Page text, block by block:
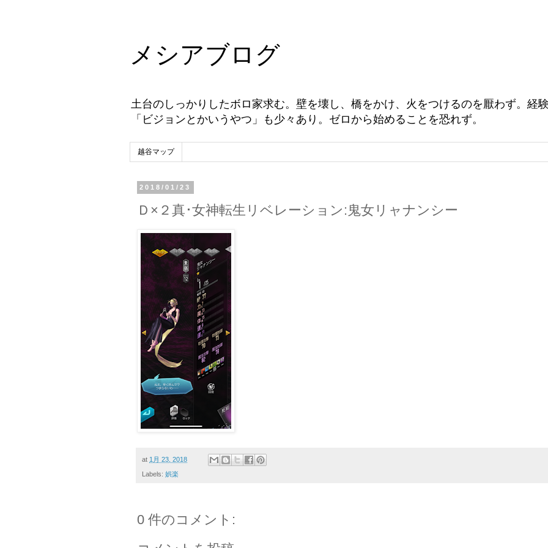
メシアブログ
土台のしっかりしたボロ家求む。壁を壊し、橋をかけ、火をつけるのを厭わず。経
「ビジョンとかいうやつ」も少々あり。ゼロから始めることを恐れず。
越谷マップ
2018/01/23
Ｄ×２真･女神転生リベレーション:鬼女リャナンシー
at 1月 23, 2018
Labels: 娯楽
0 件のコメント: